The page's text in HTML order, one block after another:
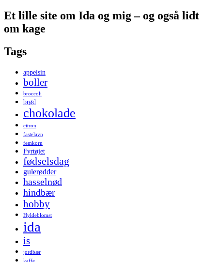
Et lille site om Ida og mig – og også lidt
om kage
Tags
appelsin
boller
broccoli
brød
chokolade
citron
fastelavn
femkorn
Fyrtøjet
fødselsdag
gulerødder
hasselnød
hindbær
hobby
Hyldeblomst
ida
is
jordbær
kaffe